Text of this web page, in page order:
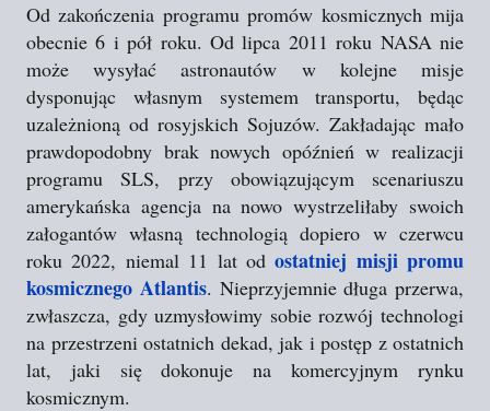
Od zakończenia programu promów kosmicznych mija
obecnie 6 i pół roku. Od lipca 2011 roku NASA nie
może wysyłać astronautów w kolejne misje
dysponując własnym systemem transportu, będąc
uzależnioną od rosyjskich Sojuzów. Zakładając mało
prawdopodobny brak nowych opóźnień w realizacji
programu SLS, przy obowiązującym scenariuszu
amerykańska agencja na nowo wystrzeliłaby swoich
załogantów własną technologią dopiero w czerwcu
roku 2022, niemal 11 lat odostatniej misji promu
kosmicznego Atlantis. Nieprzyjemnie długa przerwa,
zwłaszcza, gdy uzmysłowimy sobie rozwój technologi
na przestrzeni ostatnich dekad, jak i postęp z ostatnich
lat, jaki się dokonuje na komercyjnym rynku
kosmicznym.